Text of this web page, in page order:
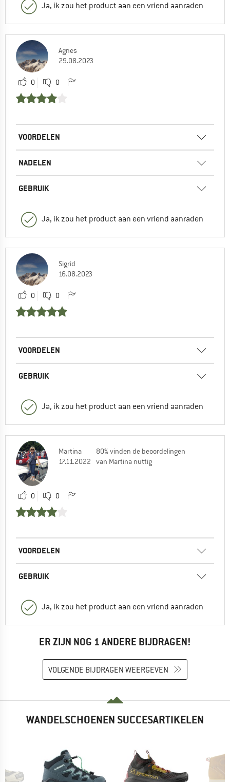
Ja, ik zou het product aan een vriend aanraden
Agnes
29.08.2023
0 0
VOORDELEN
NADELEN
GEBRUIK
Ja, ik zou het product aan een vriend aanraden
Sigrid
16.08.2023
0 0
VOORDELEN
GEBRUIK
Ja, ik zou het product aan een vriend aanraden
Martina
17.11.2022
80% vinden de beoordelingen
van Martina nuttig
0 0
VOORDELEN
GEBRUIK
Ja, ik zou het product aan een vriend aanraden
ER ZIJN NOG 1 ANDERE BIJDRAGEN!
VOLGENDE BIJDRAGEN WEERGEVEN
WANDELSCHOENEN SUCCESARTIKELEN